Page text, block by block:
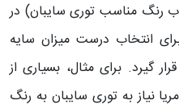
رنگ مناسب توری سایبان) در
انتخاب درست میزان سایه
گیرد. برای مثال، بسیاری از
نیاز به توری سایبان به رنگ